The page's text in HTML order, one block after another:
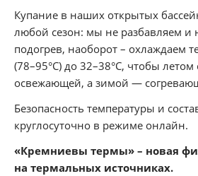
Купание в наших открытых
любой сезон: мы не разбавляем и
подогрев, наоборот – охлаждаем
(78–95°С) до 32–38°С, чтобы
освежающей, а зимой —
Безопасность температуры и
круглосуточно в режиме онлайн.
«Кремниевы термы» – новая
на термальных источниках.